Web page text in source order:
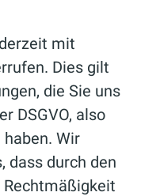
mit
Dies gilt
die Sie uns
DSGVO, also
Wir
dass durch den